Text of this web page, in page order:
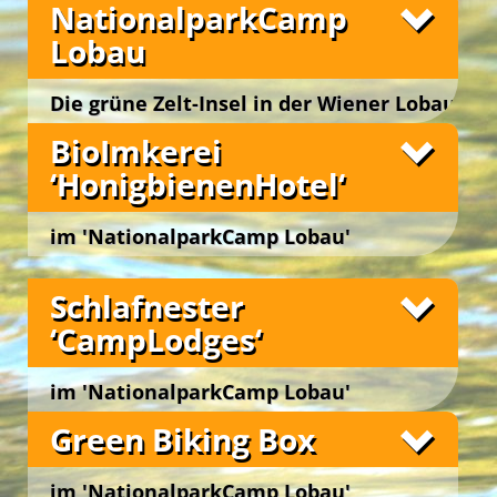
NationalparkCamp
Lobau
Die grüne Zelt-Insel in der Wiener Lobau
Wien 22., Lobaustraße 100, bei Groß Enzersdorf
BioImkerei
‘HonigbienenHotel‘
im 'NationalparkCamp Lobau'
Wien 22., Lobaustraße 100, bei Groß Enzersdorf
Schlafnester
‘CampLodges‘
im 'NationalparkCamp Lobau'
Wien 22., Lobaustraße 100, bei Groß Enzersdorf
Green Biking Box
im 'NationalparkCamp Lobau'